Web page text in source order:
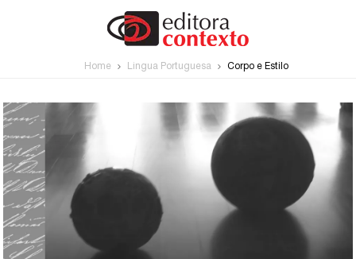
Home Língua Portuguesa Corpo e Estilo